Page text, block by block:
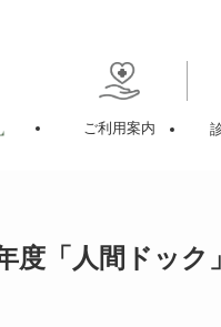
ご利用案内
度「人間ドック